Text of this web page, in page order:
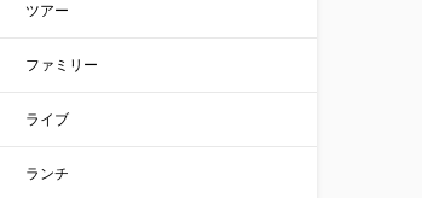
ツアー
ファミリー
ライブ
ランチ